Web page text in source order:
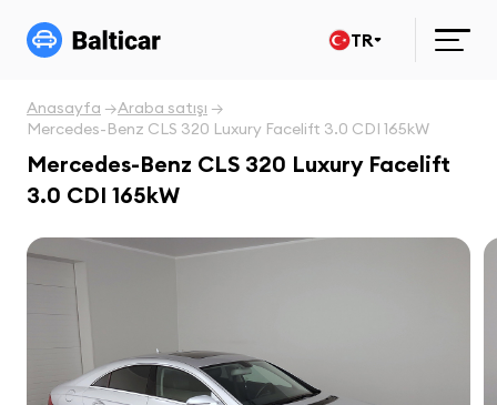
TR
Anasayfa
Araba satışı
Mercedes-Benz CLS 320 Luxury Facelift 3.0 CDI 165kW
Mercedes-Benz CLS 320 Luxury Facelift
3.0 CDI 165kW